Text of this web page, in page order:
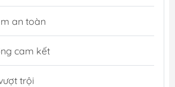
an toàn
cam kết
trội